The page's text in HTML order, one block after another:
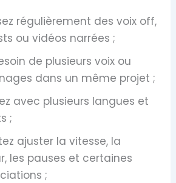
régulièrement des voix off,
ou vidéos narrées ;
de plusieurs voix ou
dans un même projet ;
avec plusieurs langues et
;
ajuster la vitesse, la
les pauses et certaines
;